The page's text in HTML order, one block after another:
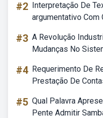
#2 Interpretação De
argumentativo Com
#3 A Revolução
Mudanças No
#4 Requerimento De
Prestação De
#5 Qual Palavra
Pente Admitir